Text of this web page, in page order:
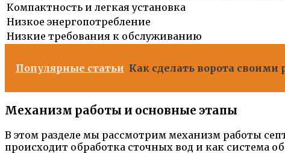
Компактность и легкая установка
Низкое энергопотребление
Низкие требования к обслуживанию
Популярные статьи Как сделать ворота
Механизм работы и основные этапы
В этом разделе мы рассмотрим механизм работы
происходит обработка сточных вод и как система